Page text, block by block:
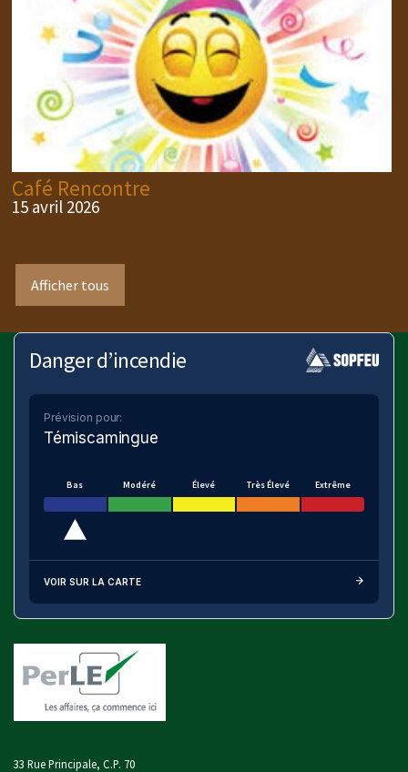
Café Rencontre
15 avril 2026
Afficher tous
Danger d’incendie
Prévision pour:
Témiscamingue
Bas Modéré Élevé Très Élevé Extrême
VOIR SUR LA CARTE
33 Rue Principale, C.P. 70